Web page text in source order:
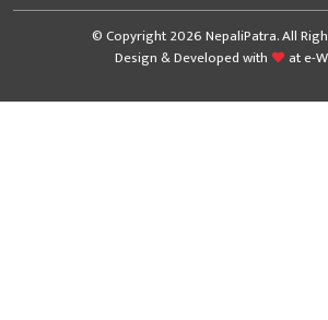
© Copyright 2026 NepaliPatra. All
Design & Developed with
ate-